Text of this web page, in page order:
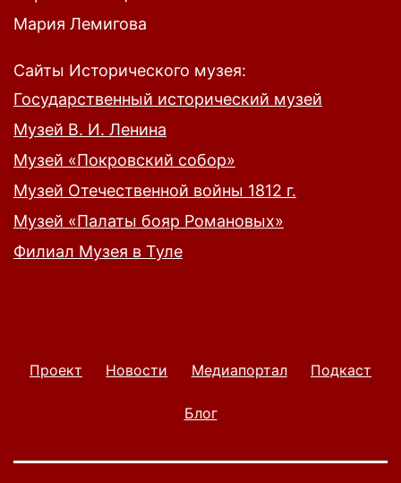
Мария Лемигова
Сайты Исторического музея:
Государственный исторический музей
Музей В. И. Ленина
Музей «Покровский собор»
Музей Отечественной войны 1812 г.
Музей «Палаты бояр Романовых»
Филиал Музея в Туле
Проект Новости Медиапортал Подкаст
Блог